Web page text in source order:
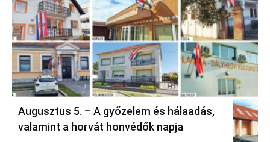
Augusztus 5. – A győzelem és hálaadás,
valamint a horvát honvédők napja